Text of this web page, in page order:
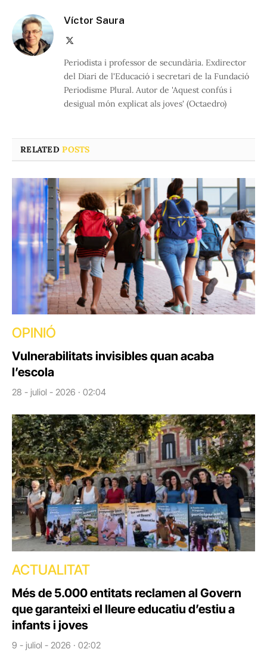
Víctor Saura
Periodista i professor de secundària. Exdirector
del Diari de l'Educació i secretari de la Fundació
Periodisme Plural. Autor de 'Aquest confús i
desigual món explicat als joves' (Octaedro)
RELATEDPOSTS
OPINIÓ
Vulnerabilitats invisibles quan acaba
l’escola
28 - juliol - 2026 · 02:04
ACTUALITAT
Més de 5.000 entitats reclamen al Govern
que garanteixi el lleure educatiu d’estiu a
infants i joves
9 - juliol - 2026 · 02:02